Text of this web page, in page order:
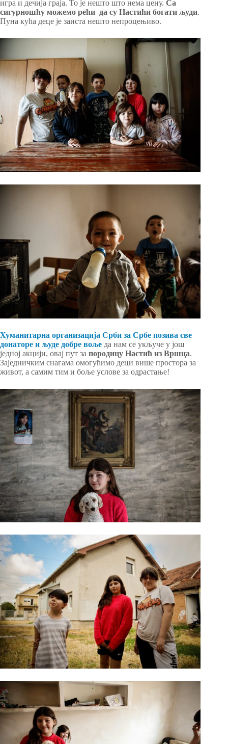
игра и дечија граја. То је нешто што нема цену. Са
сигурношћу можемо рећи да су Настићи богати људи.
Пуна кућа деце је заиста нешто непроцењиво.
Хуманитарна организација Срби за Србе позива све
донаторе и људе добре воље да нам се укључе у још
једној акцији, овај пут за породицу Настић из Вршца.
Заједничким снагама омогућимо деци више простора за
живот, а самим тим и боље услове за одрастање!